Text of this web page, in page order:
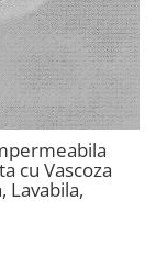
cu Vascoza
Lavabila,